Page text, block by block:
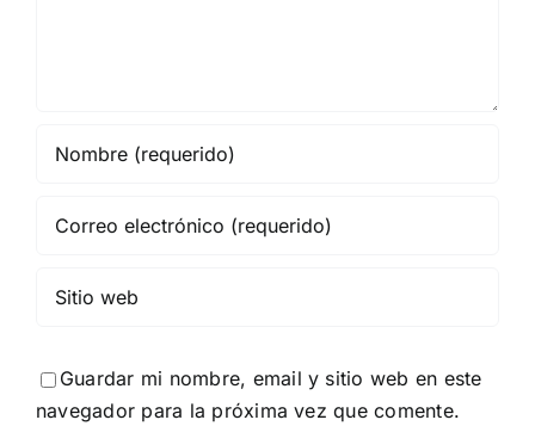
Guardar mi nombre, email y sitio web en este
navegador para la próxima vez que comente.